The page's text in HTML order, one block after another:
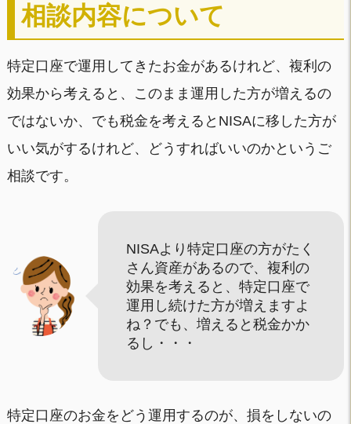
相談内容について
特定口座で運用してきたお金があるけれど、複利の
効果から考えると、このまま運用した方が増えるの
ではないか、でも税金を考えるとNISAに移した方が
いい気がするけれど、どうすればいいのかというご
相談です。
NISAより特定口座の方がたく
さん資産があるので、複利の
効果を考えると、特定口座で
運用し続けた方が増えますよ
ね？でも、増えると税金かか
るし・・・
特定口座のお金をどう運用するのが、損をしないの